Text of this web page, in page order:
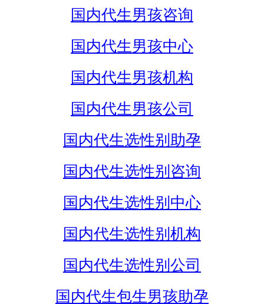
国内代生男孩咨询
国内代生男孩中心
国内代生男孩机构
国内代生男孩公司
国内代生选性别助孕
国内代生选性别咨询
国内代生选性别中心
国内代生选性别机构
国内代生选性别公司
国内代生包生男孩助孕